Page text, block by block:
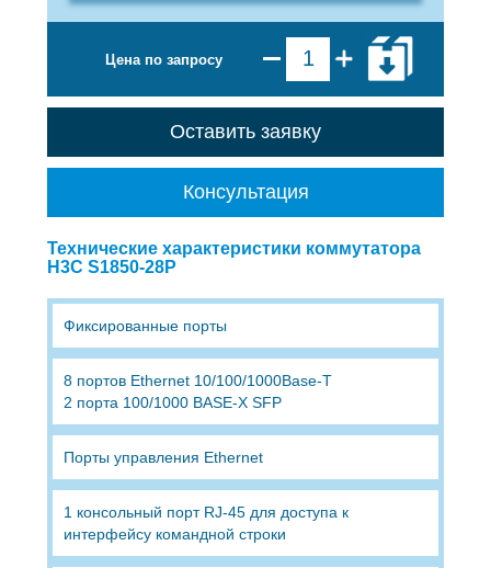
Цена по запросу
Оставить заявку
Консультация
Технические характеристики коммутатора
H3C S1850-28P
Фиксированные порты
8 портов Ethernet 10/100/1000Base-T
2 порта 100/1000 BASE-X SFP
Порты управления Ethernet
1 консольный порт RJ-45 для доступа к
интерфейсу командной строки